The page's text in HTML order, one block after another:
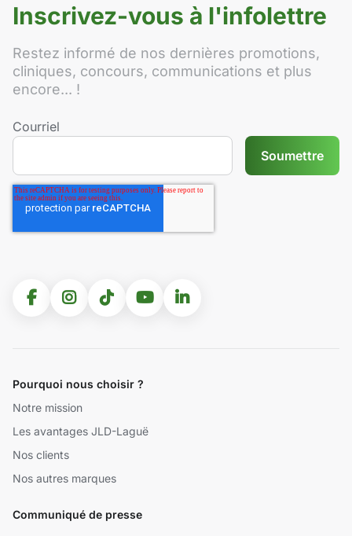
Inscrivez-vous à l'infolettre
Restez informé de nos dernières promotions,
cliniques, concours, communications et plus
encore... !
Courriel
Pourquoi nous choisir ?
Notre mission
Les avantages JLD-Laguë
Nos clients
Nos autres marques
Communiqué de presse